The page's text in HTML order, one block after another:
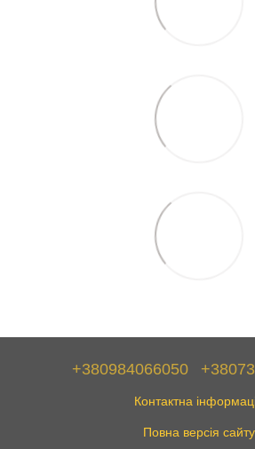
+380984066050
Контактна
Повна версія сайту